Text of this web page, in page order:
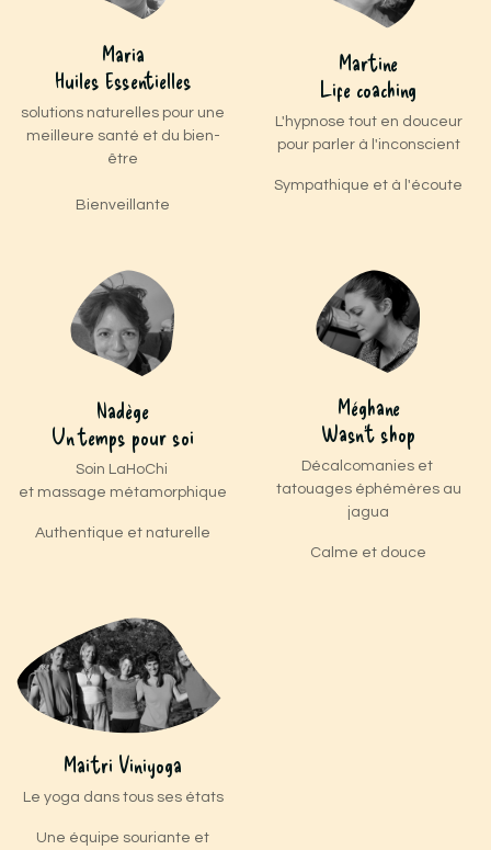
Maria
Huiles Essentielles
solutions naturelles pour une
meilleure santé et du bien-
être
Bienveillante
Martine
Life coaching
L'hypnose tout en douceur
pour parler à l'inconscient
Sympathique et à l'écoute
Nadège
Un temps pour soi
Soin LaHoChi
et massage métamorphique
Authentique et naturelle
Méghane
Wasn't shop
Décalcomanies et
tatouages éphémères au
jagua
Calme et douce
Maitri Viniyoga
Le yoga dans tous ses états
Une équipe souriante et